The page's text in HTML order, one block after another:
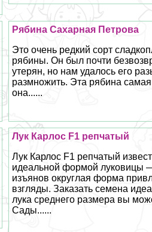
Рябина Сахарная Петрова
Это очень редкий сорт
рябины. Он был почти
утерян, но нам удалось его
размножить. Эта рябина самая
она......
Лук Карлос F1 репчатый
Лук Карлос F1 репчатый
идеальной формой луковицы
изъянов округлая форма
взгляды. Заказать семена
лука среднего размера вы
Сады......